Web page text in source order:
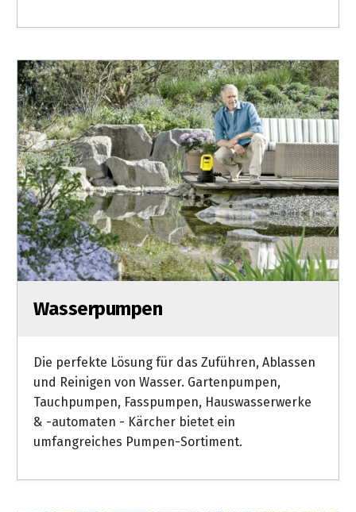
Wasserpumpen
Die perfekte Lösung für das Zuführen, Ablassen
und Reinigen von Wasser. Gartenpumpen,
Tauchpumpen, Fasspumpen, Hauswasserwerke
& -automaten - Kärcher bietet ein
umfangreiches Pumpen-Sortiment.